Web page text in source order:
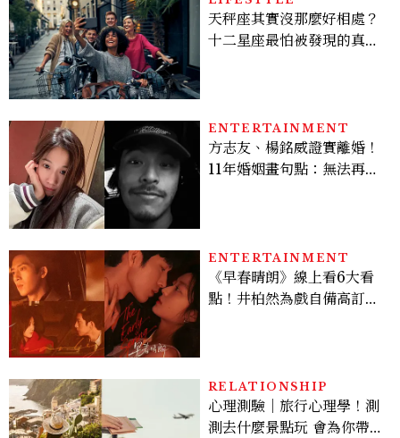
天秤座其實沒那麼好相處？
十二星座最怕被發現的真實
ENTERTAINMENT
方志友、楊銘威證實離婚！
11年婚姻畫句點：無法再做
ENTERTAINMENT
《早春晴朗》線上看6大看
點！井柏然為戲自備高訂，
RELATIONSHIP
心理測驗｜旅行心理學！測
測去什麼景點玩 會為你帶來